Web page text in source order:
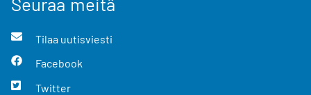
Tilaa uutisviesti
Facebook
Twitter